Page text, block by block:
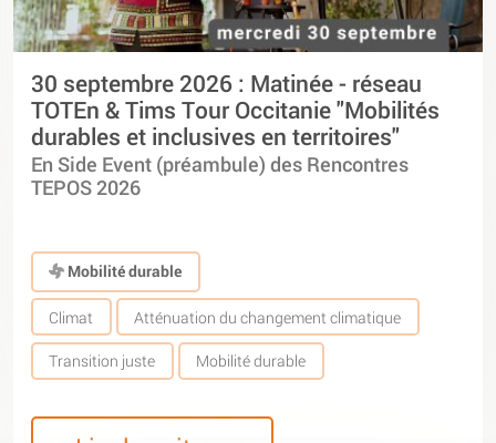
30 septembre 2026 : Matinée - réseau
TOTEn & Tims Tour Occitanie "Mobilités
durables et inclusives en territoires"
En Side Event (préambule) des Rencontres
TEPOS 2026
Mobilité durable
Climat Atténuation du changement climatique
Transition juste Mobilité durable